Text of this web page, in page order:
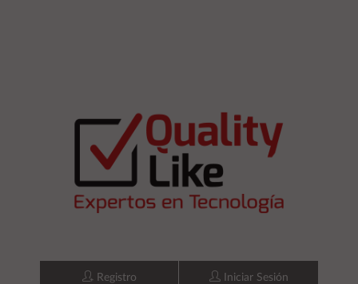
Registro Iniciar Sesión